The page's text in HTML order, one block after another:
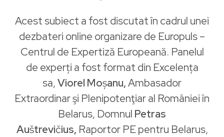
Acest subiect a fost discutat în cadrul unei
dezbateri online organizare de Europuls –
Centrul de Expertiză Europeană. Panelul
de experți a fost format din Excelența
sa,Viorel Moșanu,Ambasador
Extraordinar şi Plenipotenţiar al României în
Belarus, Domnul Petras
Auštrevičius, Raportor PE pentru Belarus,